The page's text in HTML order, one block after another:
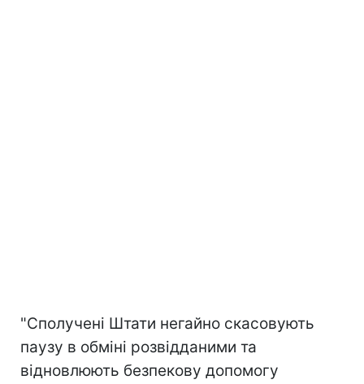
"Сполучені Штати негайно скасовують
паузу в обміні розвідданими та
відновлюють безпекову допомогу